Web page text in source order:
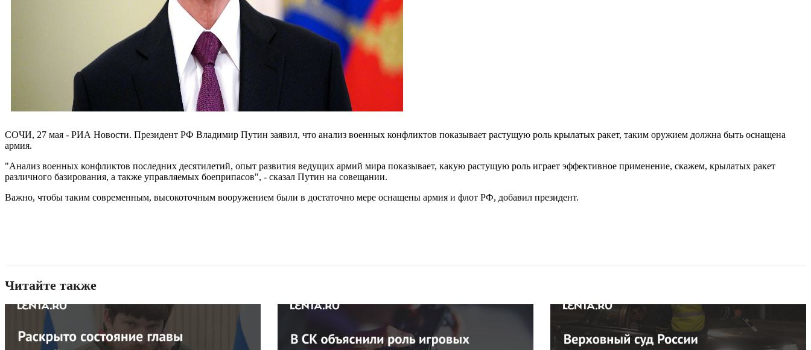
СОЧИ, 27 мая - РИА Новости. Президент РФ Владимир Путин заявил, что анализ военных конфликтов показывает растущую роль крылатых ракет, таким оружием должна быть оснащена
армия.
"Анализ военных конфликтов последних десятилетий, опыт развития ведущих армий мира показывает, какую растущую роль играет эффективное применение, скажем, крылатых ракет
различного базирования, а также управляемых боеприпасов", - сказал Путин на совещании.
Важно, чтобы таким современным, высокоточным вооружением были в достаточно мере оснащены армия и флот РФ, добавил президент.
Читайте также